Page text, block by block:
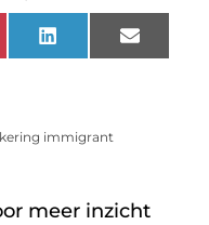
LinkedIn Email
immigrant
meer inzicht